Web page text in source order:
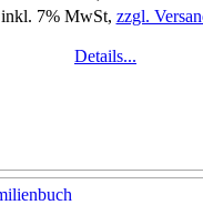
inkl. 7% MwSt, zzgl.
Details...